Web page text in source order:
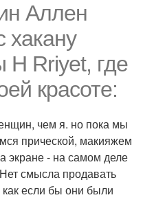
Аллен
хакану
H Rriyet, где
красоте:
чем я. но пока мы
прической, макияжем
экране - на самом деле
смысла продавать
если бы они были